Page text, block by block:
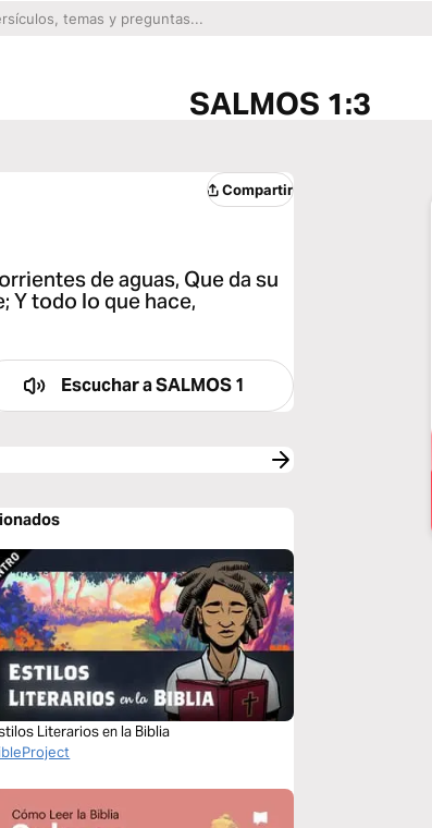
SALMOS 1:3
Compartir
de aguas, Que da su
Y todo lo que hace,
Escuchar aSALMOS 1
Literarios en la Biblia